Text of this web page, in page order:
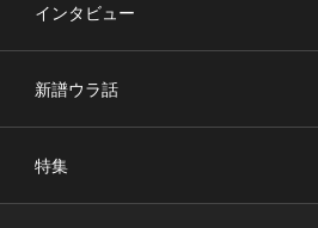
インタビュー
新譜ウラ話
特集